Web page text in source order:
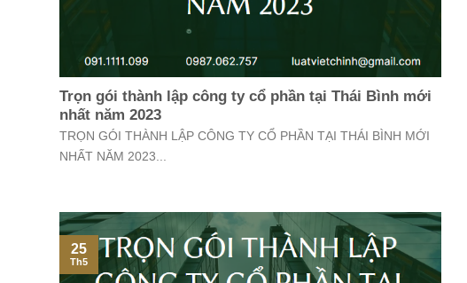
Trọn gói thành lập công ty cổ phần tại Thái Bình mới
nhất năm 2023
TRỌN GÓI THÀNH LẬP CÔNG TY CỔ PHẦN TẠI THÁI BÌNH MỚI
NHẤT NĂM 2023...
25
Th5